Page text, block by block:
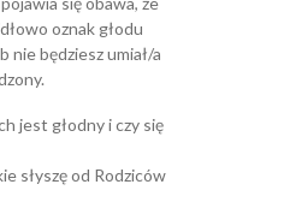
oznak głodu
nie będziesz umiał/a
jest głodny i czy się
słyszę od Rodziców